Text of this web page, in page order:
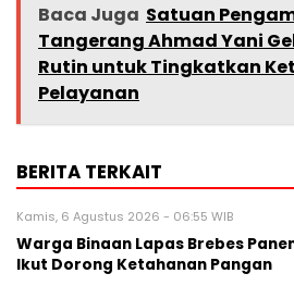
Baca Juga Satuan
Tangerang Ahmad Yani
Rutin untuk Tingkatkan
Pelayanan
BERITA TERKAIT
Kamis, 6 Agustus 2026 - 06:55 WIB
Warga Binaan Lapas Brebes
Ikut Dorong Ketahanan Pangan